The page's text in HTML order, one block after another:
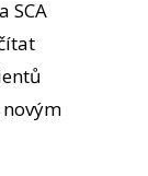
SCA